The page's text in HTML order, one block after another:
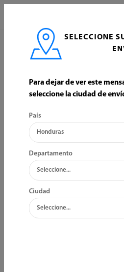
CONSTRUCCION
SELECCIONE
Para dejar de ver este
seleccione la ciudad de
País
Departamento
Ciudad